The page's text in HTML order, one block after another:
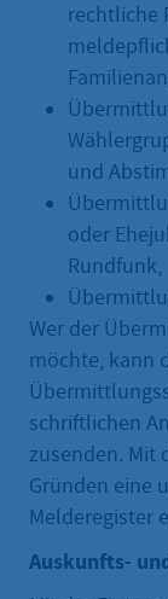
rechtliche
und
oder
Rundfunk,
Wer der
möchte, kann
schriftlichen
zusenden. Mit
Gründen eine
Melderegister
Auskunfts-